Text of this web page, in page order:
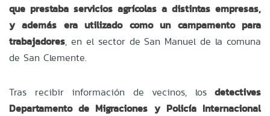
que prestaba servicios agrícolas a distintas empresas,
y además era utilizado como un campamento para
trabajadores, en el sector de San Manuel de la comuna
de San Clemente.
Tras recibir información de vecinos, los detectives
Departamento de Migraciones y Policía Internacional